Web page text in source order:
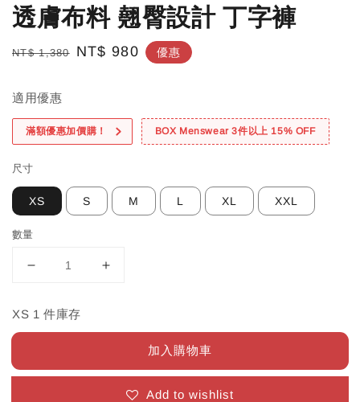
透膚布料 翹臀設計 丁字褲
Regular
NT$ 1,380
Sale
NT$ 980 優惠
適用優惠
滿額優惠加價購！ BOX Menswear 3件以上 15% OFF
尺寸
XS S M L XL XXL
數量
XS 1 件庫存
加入購物車
Add to wishlist